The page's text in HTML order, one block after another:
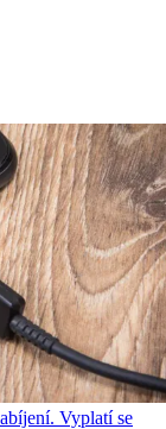
Vyplatí se